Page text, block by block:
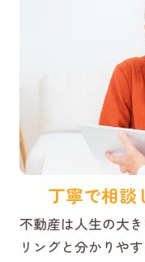
丁寧で相談
不動産は人生の大
リングと分かりや